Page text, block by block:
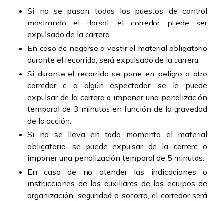
Si no se pasan todos los puestos de control
mostrando el dorsal, el corredor puede ser
expulsado de la carrera.
En caso de negarse a vestir el material obligatorio
durante el recorrido, será expulsado de la carrera.
Si durante el recorrido se pone en peligro a otro
corredor o a algún espectador, se le puede
expulsar de la carrera o imponer una penalización
temporal de 3 minutos en función de la gravedad
de la acción.
Si no se lleva en todo momento el material
obligatorio, se puede expulsar de la carrera o
imponer una penalización temporal de 5 minutos.
En caso de no atender las indicaciones o
instrucciones de los auxiliares de los equipos de
organización, seguridad o socorro, el corredor será